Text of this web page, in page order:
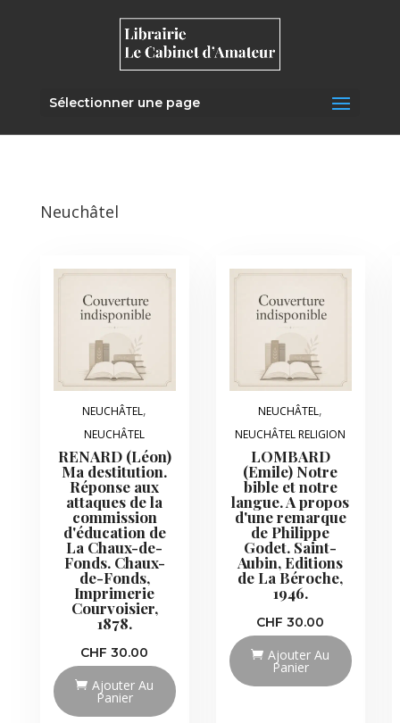
Sélectionner une page
Neuchâtel
NEUCHÂTEL,
NEUCHÂTEL
RENARD (Léon)
Ma destitution.
Réponse aux
attaques de la
commission
d'éducation de
La Chaux-de-
Fonds. Chaux-
de-Fonds,
Imprimerie
Courvoisier,
1878.
CHF 30.00
Ajouter Au
Panier
NEUCHÂTEL,
NEUCHÂTEL RELIGION
LOMBARD
(Emile) Notre
bible et notre
langue. A propos
d'une remarque
de Philippe
Godet. Saint-
Aubin, Editions
de La Béroche,
1946.
CHF 30.00
Ajouter Au
Panier